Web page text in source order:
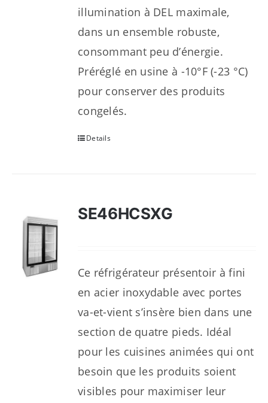
illumination à DEL maximale,
dans un ensemble robuste,
consommant peu d’énergie.
Préréglé en usine à -10°F (-23 °C)
pour conserver des produits
congelés.
Details
SE46HCSXG
Ce réfrigérateur présentoir à fini
en acier inoxydable avec portes
va-et-vient s’insère bien dans une
section de quatre pieds. Idéal
pour les cuisines animées qui ont
besoin que les produits soient
visibles pour maximiser leur